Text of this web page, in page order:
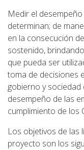
Medir el
determinan; de
en la consecución
sostenido,
que pueda ser
toma de decisiones
gobierno y
desempeño de las
cumplimiento de los
Los objetivos de las
proyecto son los